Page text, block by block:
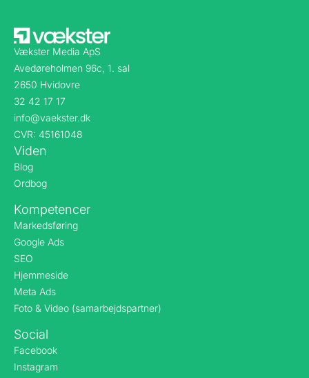
Vækster Media ApS
Avedøreholmen 96c, 1. sal
2650 Hvidovre
32 42 17 17
info@vaekster.dk
CVR: 45161048
Viden
Blog
Ordbog
Kompetencer
Markedsføring
Google Ads
SEO
Hjemmeside
Meta Ads
Foto & Video (samarbejdspartner)
Social
Facebook
Instagram